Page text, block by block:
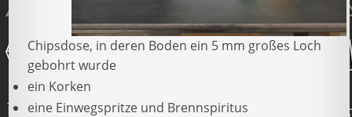
Chipsdose, in deren Boden ein 5 mm großes Loch
gebohrt wurde
ein Korken
eine Einwegspritze und Brennspiritus